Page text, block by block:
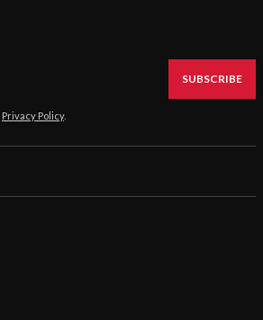
SUBSCRIBE
Privacy Policy.